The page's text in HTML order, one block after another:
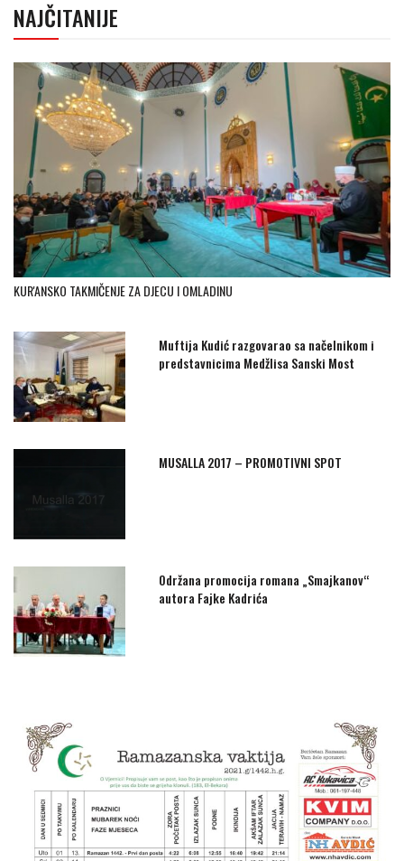
NAJČITANIJE
KUR'ANSKO TAKMIČENJE ZA DJECU I OMLADINU
Muftija Kudić razgovarao sa načelnikom i
predstavnicima Medžlisa Sanski Most
MUSALLA 2017 – PROMOTIVNI SPOT
Održana promocija romana „Smajkanov“
autora Fajke Kadrića